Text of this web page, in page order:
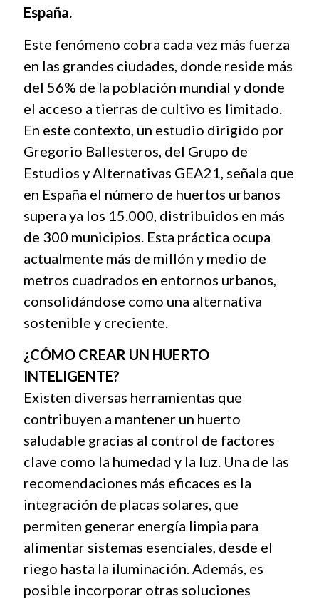
España.
Este fenómeno cobra cada vez más fuerza
en las grandes ciudades, donde reside más
del 56% de la población mundial y donde
el acceso a tierras de cultivo es limitado.
En este contexto, un estudio dirigido por
Gregorio Ballesteros, del Grupo de
Estudios y Alternativas GEA21, señala que
en España el número de huertos urbanos
supera ya los 15.000, distribuidos en más
de 300 municipios. Esta práctica ocupa
actualmente más de millón y medio de
metros cuadrados en entornos urbanos,
consolidándose como una alternativa
sostenible y creciente.
¿CÓMO CREAR UN HUERTO
INTELIGENTE?
Existen diversas herramientas que
contribuyen a mantener un huerto
saludable gracias al control de factores
clave como la humedad y la luz. Una de las
recomendaciones más eficaces es la
integración de placas solares, que
permiten generar energía limpia para
alimentar sistemas esenciales, desde el
riego hasta la iluminación. Además, es
posible incorporar otras soluciones